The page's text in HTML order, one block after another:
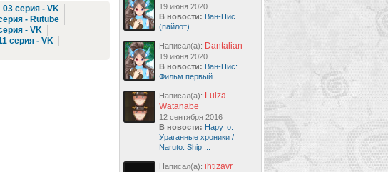
19 июня 2020
В новости: Ван-Пис
(пайлот)
Написал(а): Dantalian
19 июня 2020
В новости: Ван-Пис:
Фильм первый
Написал(а): Luiza
Watanabe
12 сентября 2016
В новости: Наруто:
Ураганные хроники /
Naruto: Ship ...
Написал(а): ihtizavr
03 серия - VK
- Rutube
- VK
серия - VK